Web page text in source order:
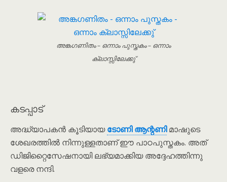
അങ്കഗണിതം – ഒന്നാം പുസ്തകം – ഒന്നാം
ക്ലാസ്സിലേക്കു്
കടപ്പാട്
അദ്ധ്യാപകൻ കൂടിയായടോണി ആന്റണിമാഷുടെ
ശേഖരത്തിൽ നിന്നുള്ളതാണ് ഈ പാഠപുസ്തകം. അത്
ഡിജിറ്റൈസേഷനായി ലഭ്യമാക്കിയ അദ്ദേഹത്തിന്നു
വളരെ നന്ദി.